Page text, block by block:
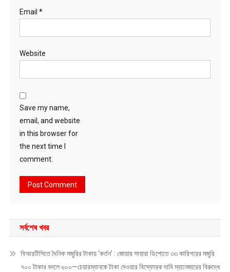
Email *
Website
Save my name,
email, and website
in this browser for
the next time I
comment.
সর্বশেষ খবর
বিআরটিসিতে দৈনিক মজুরির টাকায় ‘কর্তন’ : জোয়ার সাহারা ডিপোতে ৩৩ কারিগরের মজুরি
৭০০ টাকার বদলে ৬০০—চেয়ারম্যানকে টাকা দেওয়ার বিস্ফোরক দাবি ম্যানেজারের বিরুদ্ধে